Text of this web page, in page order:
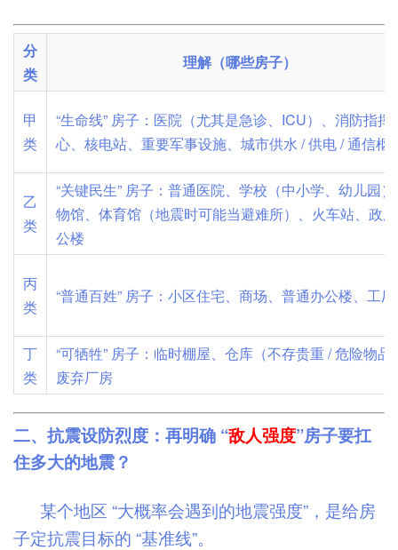
分
类
理解（哪些房子）
甲
类
“生命线” 房子：医院（尤其是急诊、ICU）、消防指挥
心、核电站、重要军事设施、城市供水 / 供电 / 通信枢
乙
类
“关键民生” 房子：普通医院、学校（中小学、幼儿园
物馆、体育馆（地震时可能当避难所）、火车站、政
公楼
丙
类
“普通百姓” 房子：小区住宅、商场、普通办公楼、工
丁
类
“可牺牲” 房子：临时棚屋、仓库（不存贵重 / 危险物品
废弃厂房
二、抗震设防烈度：再明确 “敌人强度”房子要扛
住多大的地震？
某个地区 “大概率会遇到的地震强度”，是给房
子定抗震目标的 “基准线”。